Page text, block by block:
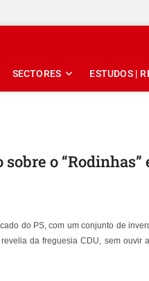
SECTORES ESTUDOS |
o “Rodinhas”
do PS, com um conjunto de
da freguesia CDU, sem ouvir